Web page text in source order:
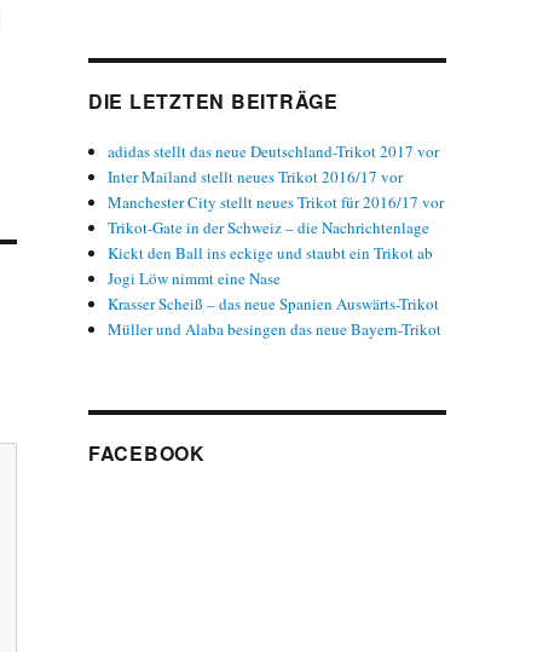
DIE LETZTEN BEITRÄGE
adidas stellt das neue Deutschland-Trikot 2017 vor
Inter Mailand stellt neues Trikot 2016/17 vor
Manchester City stellt neues Trikot für 2016/17 vor
Trikot-Gate in der Schweiz – die Nachrichtenlage
Kickt den Ball ins eckige und staubt ein Trikot ab
Jogi Löw nimmt eine Nase
Krasser Scheiß – das neue Spanien Auswärts-Trikot
Müller und Alaba besingen das neue Bayern-Trikot
FACEBOOK